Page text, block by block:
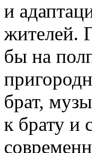
и
жителей.
бы на
брат,
к брату и